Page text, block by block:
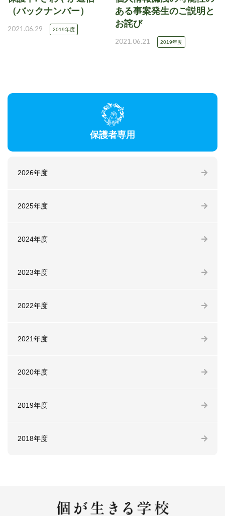
（バックナンバー）
2021.06.29 2019年度
ある事案発生のご説明と
お詫び
2021.06.21 2019年度
保護者専用
2026年度
2025年度
2024年度
2023年度
2022年度
2021年度
2020年度
2019年度
2018年度